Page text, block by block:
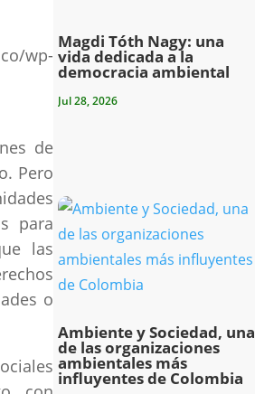
de
Pero
para
las
o
Magdi Tóth Nagy: una
vida dedicada a la
democracia ambiental
Jul 28, 2026
Ambiente y Sociedad, una
de las organizaciones
ambientales más
influyentes de Colombia